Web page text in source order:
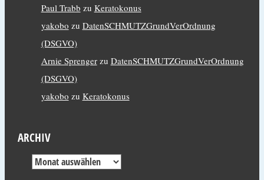
Paul Trabb zu Keratokonus
yakobo zu DatenSCHMUTZGrundVerOrdnung
(DSGVO)
Arnie Sprengerzu DatenSCHMUTZGrundVerOrdnung
(DSGVO)
yakobo zu Keratokonus
ARCHIV